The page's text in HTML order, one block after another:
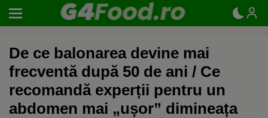
De ce balonarea devine mai
frecventă după 50 de ani / Ce
recomandă experții pentru un
abdomen mai „ușor” dimineața